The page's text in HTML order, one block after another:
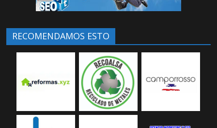
RECOMENDAMOS ESTO